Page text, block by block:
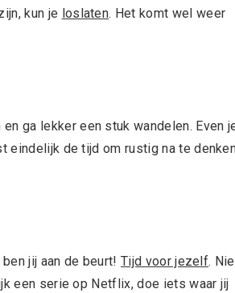
kun je loslaten. Het komt wel weer
ga lekker een stuk wandelen. Even
eindelijk de tijd om rustig na te
jij aan de beurt!Tijd voor jezelf.
een serie op Netflix, doe iets waar jij